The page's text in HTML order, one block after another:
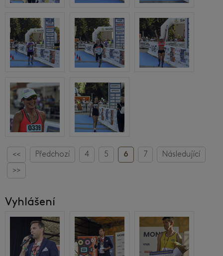
<< Předchozí 4 5 6 7
Následující
>>
Vyhlášení